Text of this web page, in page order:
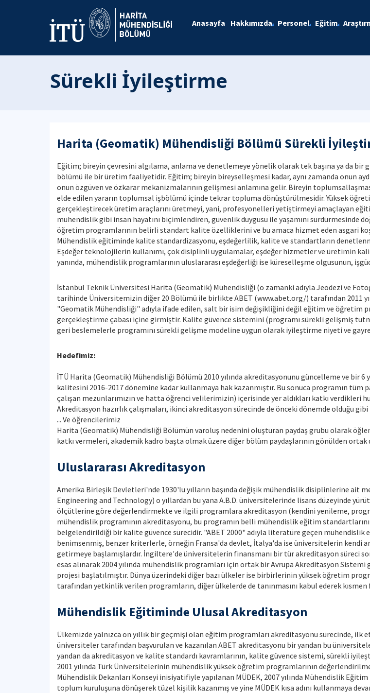
Anasayfa Hakkımızda Personel Eğitim
Sürekli İyileştirme
Harita (Geomatik) Mühendisliği Bölümü Sürekli
Eğitim; bireyin çevresini algılama, anlama ve denetlemeye yönelik olarak tek başına ya da bir
bölümü ile bir üretim faaliyetidir. Eğitim; bireyin bireyselleşmesi kadar, aynı zamanda onun
onun özgüven ve özkarar mekanizmalarının gelişmesi anlamına gelir. Bireyin
elde edilen yararın toplumsal işbölümü içinde tekrar topluma dönüştürülmesidir. Yüksek
gerçekleştirecek üretim araçlarını üretmeyi, yani, profesyonelleri yetiştirmeyi amaçlayan
mühendislik gibi insan hayatını biçimlendiren, güvenlik duygusu ile yaşamını
öğretim programlarının belirli standart kalite özelliklerini ve bu amaca hizmet eden asgari
Mühendislik eğitiminde kalite standardizasyonu, eşdeğerlilik, kalite ve standartların
Eşdeğer teknolojilerin kullanımı, çok disiplinli uygulamalar, eşdeğer hizmetler ve üretimin
yanında, mühendislik programlarının uluslararası eşdeğerliği ise küreselleşme olgusunun,
İstanbul Teknik Üniversitesi Harita (Geomatik) Mühendisliği (o zamanki adıyla Jeodezi ve
tarihinde Üniversitemizin diğer 20 Bölümü ile birlikte ABET (www.abet.org/) tarafından 2011
"Geomatik Mühendisliği" adıyla ifade edilen, salt bir isim değişikliğini değil eğitim ve öğretim
gerçekleştirme çabası içine girmiştir. Kalite güvence sistemini (programı sürekli gelişmiş
geri beslemelerle programını sürekli gelişme modeline uygun olarak iyileştirme niyeti ve
Hedefimiz:
İTÜ Harita (Geomatik) Mühendisliği Bölümü 2010 yılında akreditasyonunu güncelleme ve bir 6
kalitesini 2016-2017 dönemine kadar kullanmaya hak kazanmıştır. Bu sonuca programın
çalışan mezunlarımızın ve hatta öğrenci velilerimizin) içerisinde yer aldıkları katkı verdikleri
Akreditasyon hazırlık çalışmaları, ikinci akreditasyon sürecinde de önceki dönemde olduğu
... Ve öğrencilerimiz
Harita (Geomatik) Mühendisliği Bölümün varoluş nedenini oluşturan paydaş grubu olarak
katkı vermeleri, akademik kadro başta olmak üzere diğer bölüm paydaşlarının gönülden ortak
Uluslararası Akreditasyon
Amerika Birleşik Devletleri'nde 1930'lu yılların başında değişik mühendislik disiplinlerine ait
Engineering and Technology) o yıllardan bu yana A.B.D. üniversitelerinde lisans düzeyinde
ölçütlerine göre değerlendirmekte ve ilgili programlara akreditasyon (kendini yenileme,
mühendislik programının akreditasyonu, bu programın belli mühendislik eğitim standartlarını
belgelendirildiği bir kalite güvence sürecidir. "ABET 2000" adıyla literatüre geçen
benimsenmiş, benzer kriterlerle, örneğin Fransa'da devlet, İtalya'da ise üniversitelerin kendi
getirmeye başlamışlardır. İngiltere'de üniversitelerin finansmanı bir tür akreditasyon süreci
esas alınarak 2004 yılında mühendislik programları için ortak bir Avrupa Akreditasyon
projesi başlatılmıştır. Dünya üzerindeki diğer bazı ülkeler ise birbirlerinin yüksek öğretim
tarafından yetkinlik verilen programların, diğer ülkelerde de tanınmasını kabul ederek
Mühendislik Eğitiminde Ulusal Akreditasyon
Ülkemizde yalnızca on yıllık bir geçmişi olan eğitim programları akreditasyonu sürecinde,
üniversiteler tarafından başvurulan ve kazanılan ABET akreditasyonu bir yandan bu
yandan da akreditasyon ve kalite standardı kavramlarının, kalite güvence sistemi, sürekli
2001 yılında Türk Üniversitelerinin mühendislik yüksek öğretim programlarının
Mühendislik Dekanları Konseyi inisiyatifiyle yapılanan MÜDEK, 2007 yılında Mühendislik
toplum kuruluşuna dönüşerek tüzel kişilik kazanmış ve yine MÜDEK kısa adını kullanmaya